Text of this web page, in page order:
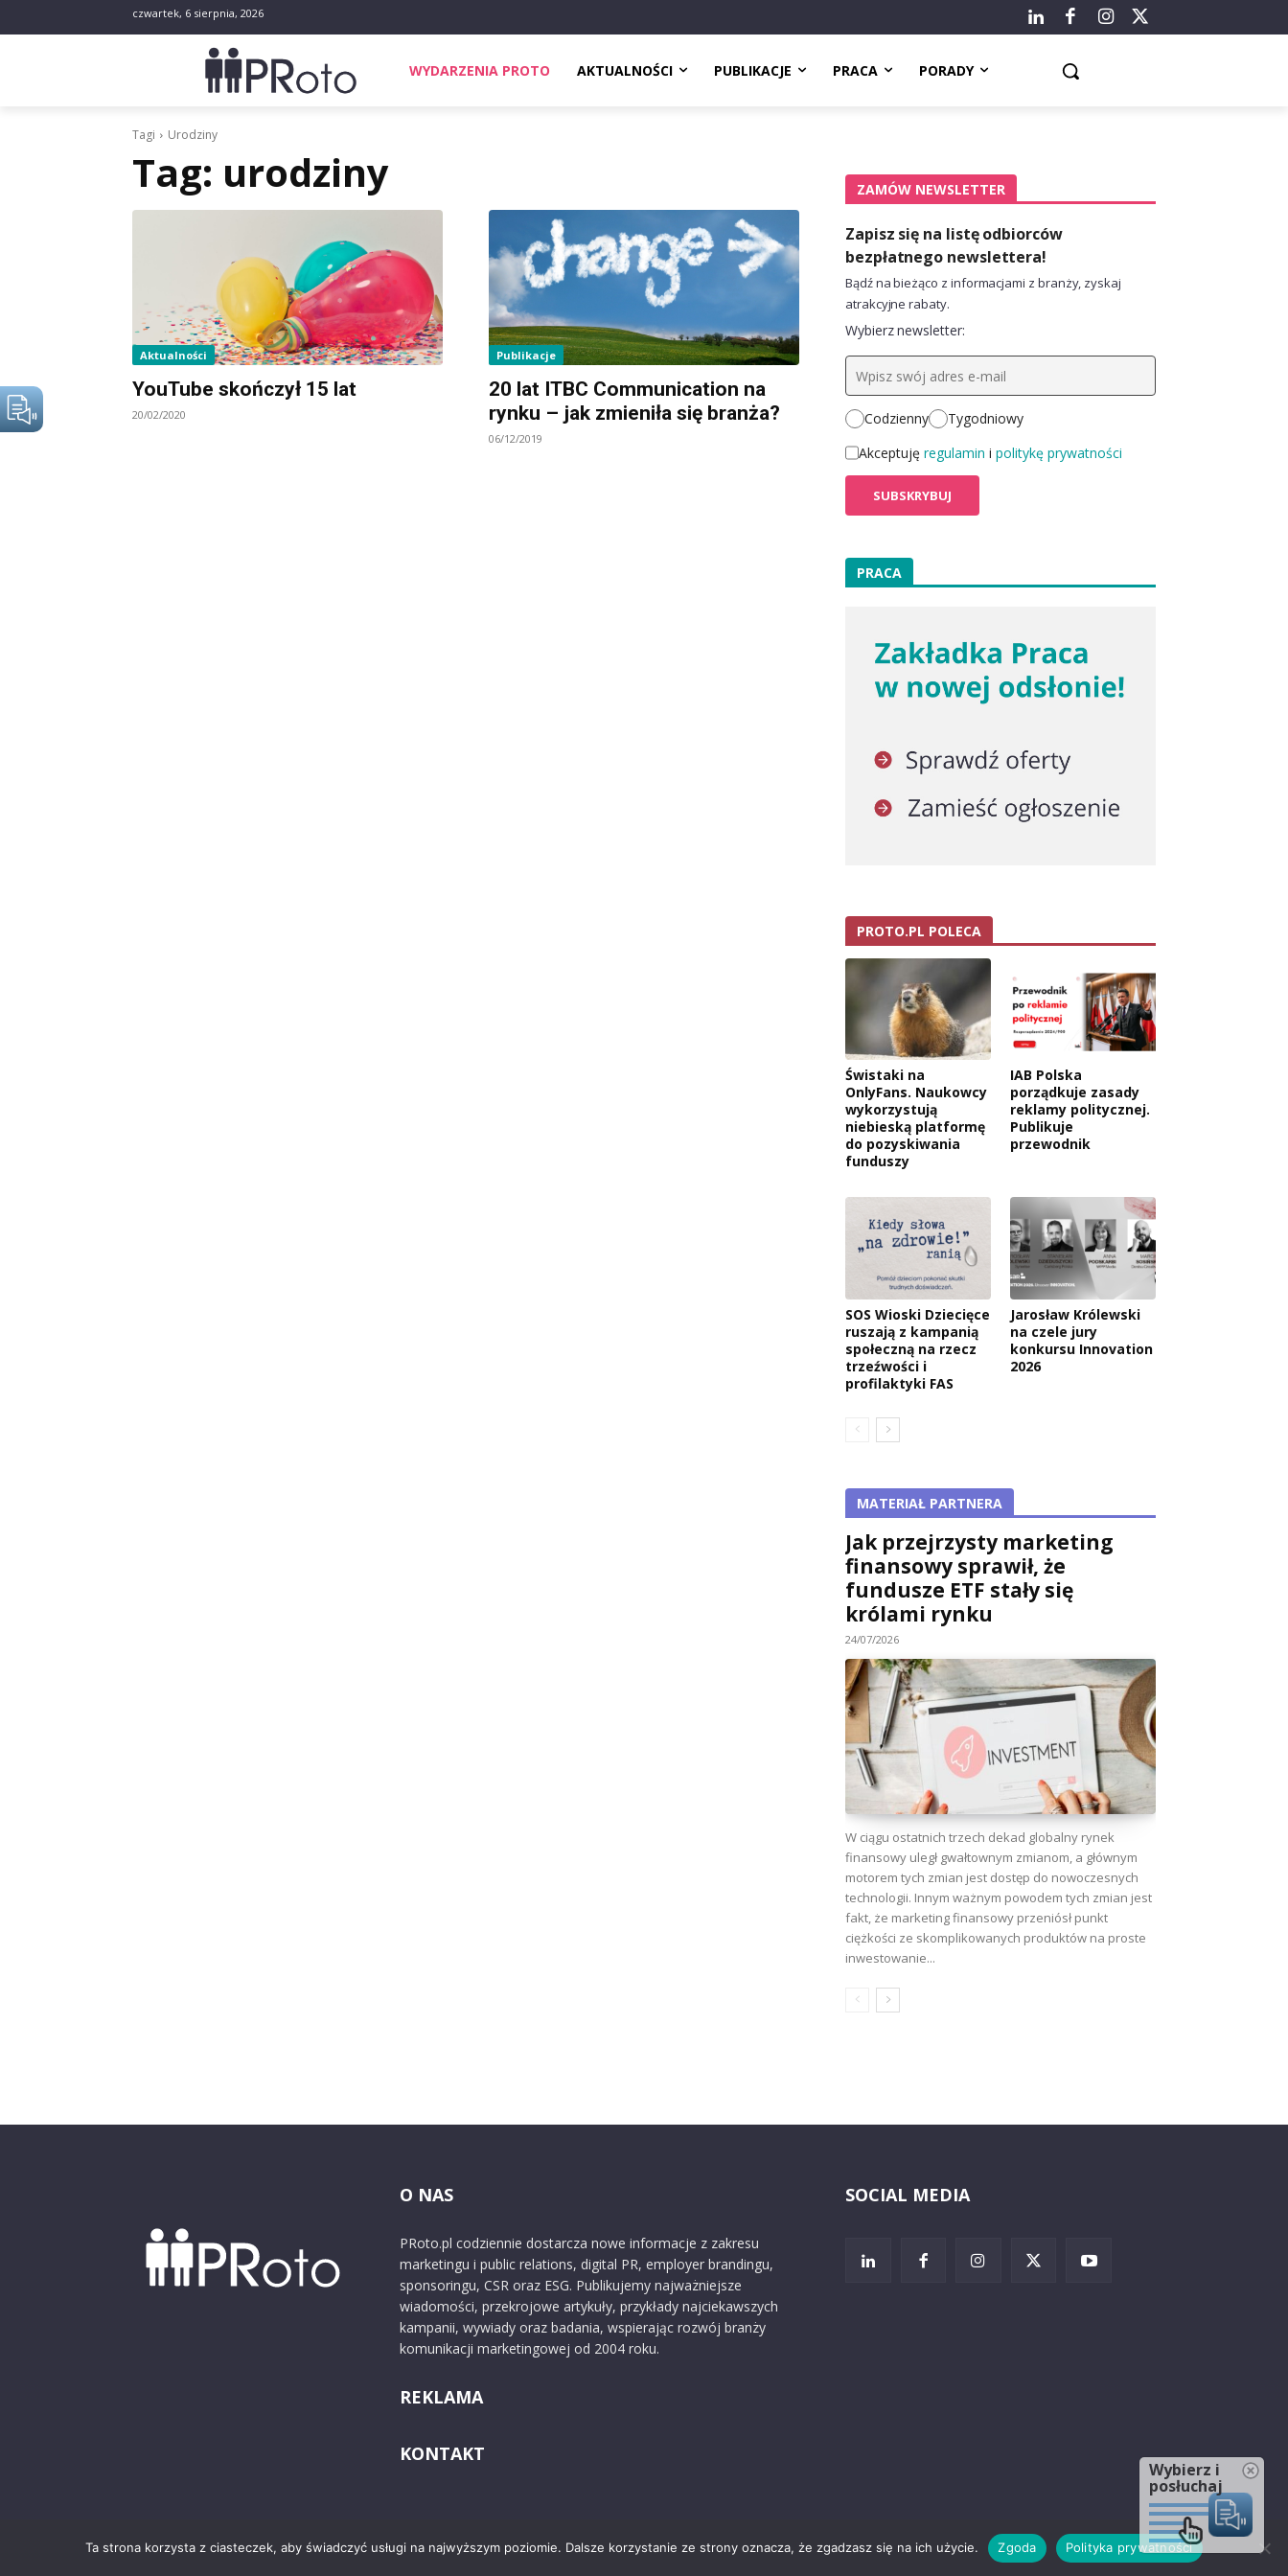
czwartek, 6 sierpnia, 2026
WYDARZENIA PROTO AKTUALNOŚCI PUBLIKACJE PRACA PORADY
Tagi Urodziny
Tag: urodziny
Aktualności
YouTube skończył 15 lat
20/02/2020
Publikacje
20 lat ITBC Communication na
rynku – jak zmieniła się branża?
06/12/2019
ZAMÓW NEWSLETTER
Zapisz się na listę odbiorców
bezpłatnego newslettera!
Bądź na bieżąco z informacjami z branży, zyskaj
atrakcyjne rabaty.
Wybierz newsletter:
Codzienny
Tygodniowy
Akceptuję regulamin i politykę prywatności
PRACA
PROTO.PL POLECA
Świstaki na
OnlyFans. Naukowcy
wykorzystują
niebieską platformę
do pozyskiwania
funduszy
IAB Polska
porządkuje zasady
reklamy politycznej.
Publikuje
przewodnik
SOS Wioski Dziecięce
ruszają z kampanią
społeczną na rzecz
trzeźwości i
profilaktyki FAS
Jarosław Królewski
na czele jury
konkursu Innovation
2026
MATERIAŁ PARTNERA
Jak przejrzysty marketing
finansowy sprawił, że
fundusze ETF stały się
królami rynku
24/07/2026
W ciągu ostatnich trzech dekad globalny rynek
finansowy uległ gwałtownym zmianom, a głównym
motorem tych zmian jest dostęp do nowoczesnych
technologii. Innym ważnym powodem tych zmian jest
fakt, że marketing finansowy przeniósł punkt
ciężkości ze skomplikowanych produktów na proste
inwestowanie...
O NAS
PRoto.pl codziennie dostarcza nowe informacje z zakresu
marketingu i public relations, digital PR, employer brandingu,
sponsoringu, CSR oraz ESG. Publikujemy najważniejsze
wiadomości, przekrojowe artykuły, przykłady najciekawszych
kampanii, wywiady oraz badania, wspierając rozwój branży
komunikacji marketingowej od 2004 roku.
REKLAMA
KONTAKT
SOCIAL MEDIA
© 2024 PRoto.pl O nas Reklama Zastrzeżenia prawne
Ta strona korzysta z ciasteczek, aby świadczyć usługi na najwyższym poziomie. Dalsze korzystanie ze strony oznacza, że zgadzasz się na ich użycie. Zgoda Polityka prywatności
Wybierz i
posłuchaj